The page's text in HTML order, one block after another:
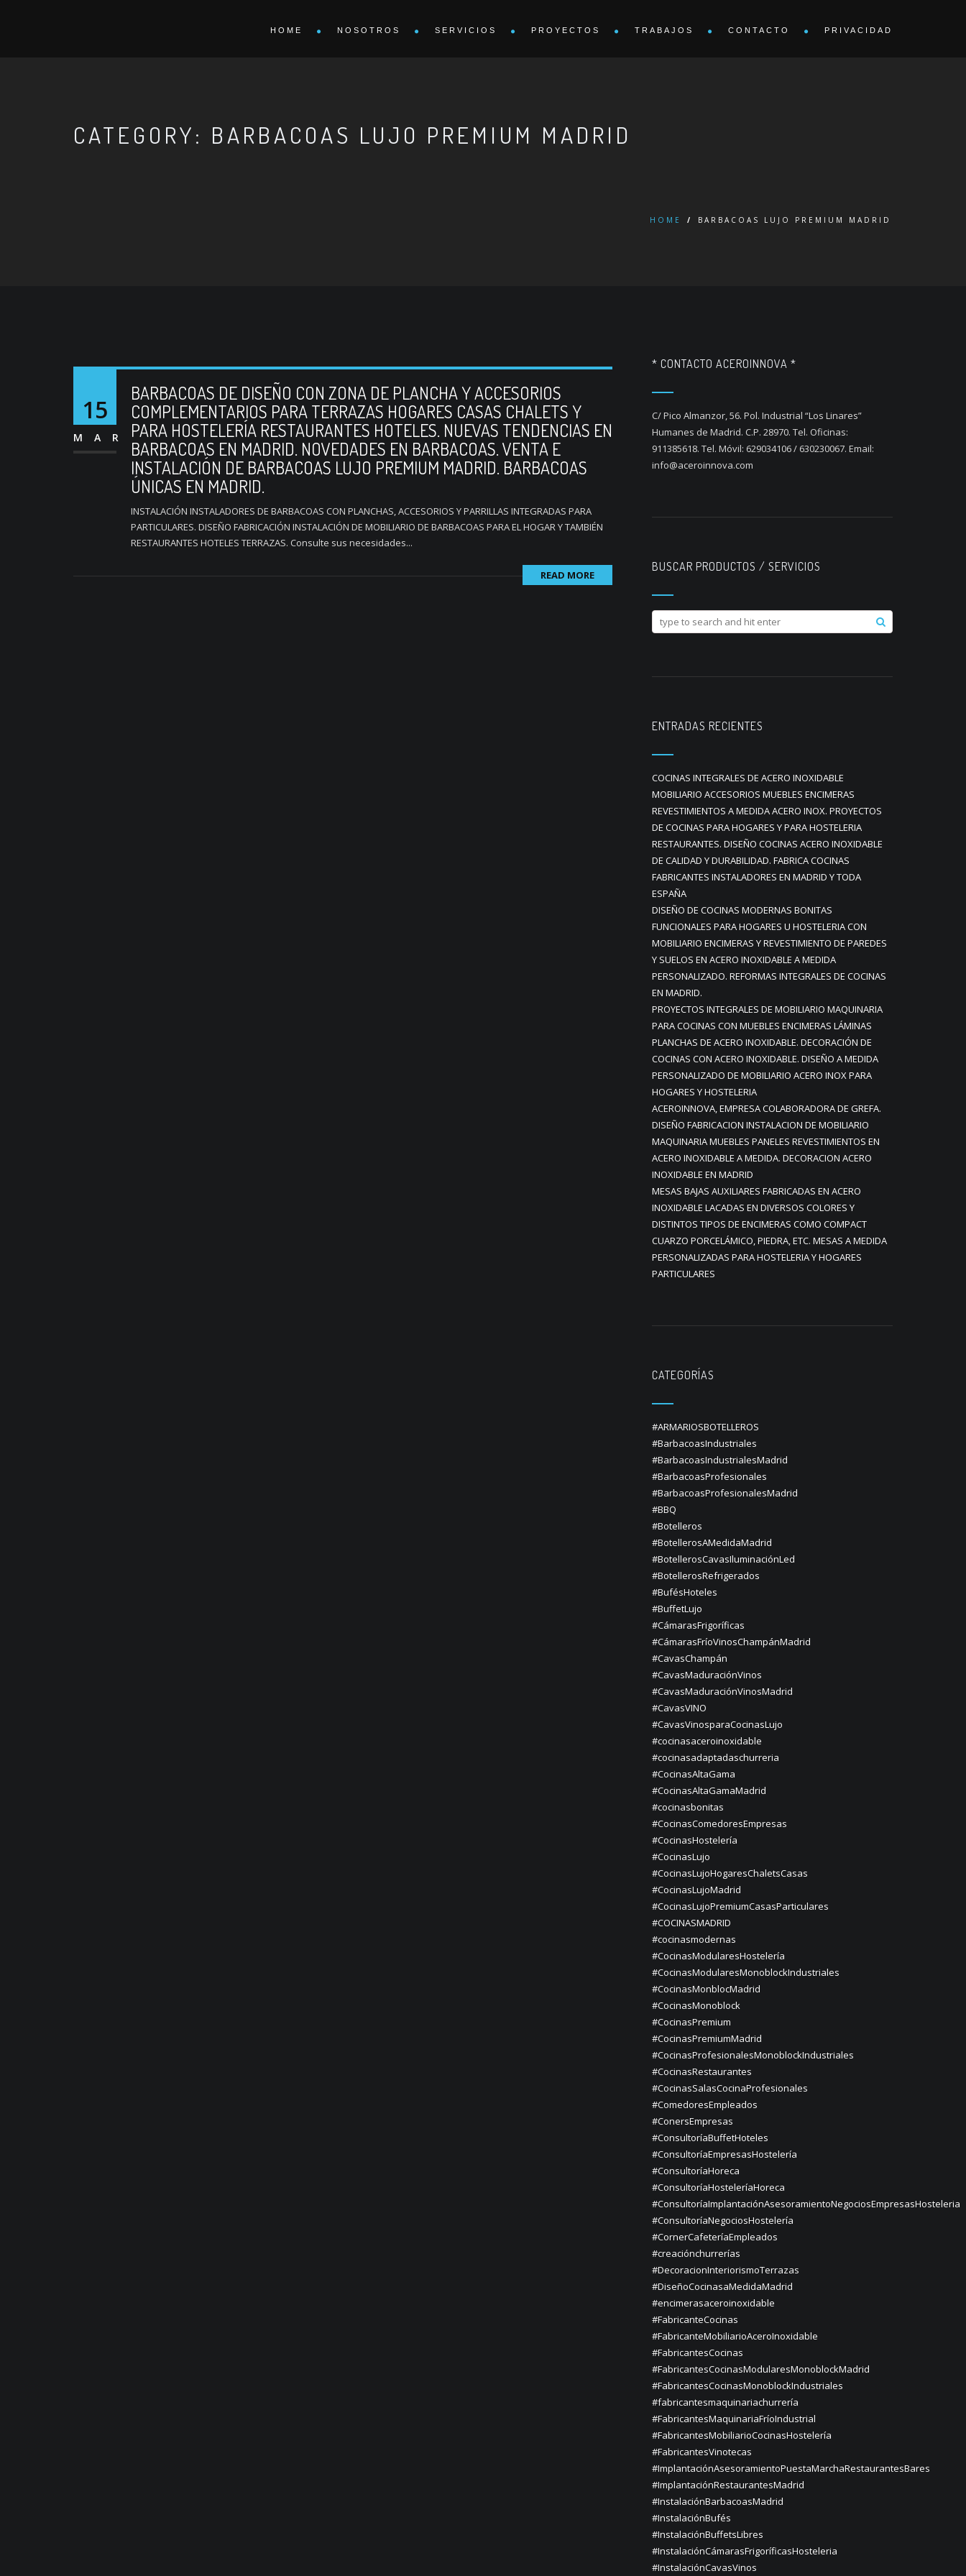
HOME NOSOTROS SERVICIOS PROYECTOS TRABAJOS CONTACTO PRIVACIDAD
CATEGORY: BARBACOAS LUJO PREMIUM MADRID
HOME / BARBACOAS LUJO PREMIUM MADRID
15
MAR
BARBACOAS DE DISEÑO CON ZONA DE PLANCHA Y ACCESORIOS
COMPLEMENTARIOS PARA TERRAZAS HOGARES CASAS CHALETS Y
PARA HOSTELERÍA RESTAURANTES HOTELES. NUEVAS TENDENCIAS EN
BARBACOAS EN MADRID. NOVEDADES EN BARBACOAS. VENTA E
INSTALACIÓN DE BARBACOAS LUJO PREMIUM MADRID. BARBACOAS
ÚNICAS EN MADRID.
INSTALACIÓN INSTALADORES DE BARBACOAS CON PLANCHAS, ACCESORIOS Y PARRILLAS INTEGRADAS PARA
PARTICULARES. DISEÑO FABRICACIÓN INSTALACIÓN DE MOBILIARIO DE BARBACOAS PARA EL HOGAR Y TAMBIÉN
RESTAURANTES HOTELES TERRAZAS. Consulte sus necesidades...
READ MORE
* CONTACTO ACEROINNOVA *
C/ Pico Almanzor, 56. Pol. Industrial “Los Linares”
Humanes de Madrid. C.P. 28970. Tel. Oficinas:
911385618. Tel. Móvil: 629034106 / 630230067. Email:
info@aceroinnova.com
BUSCAR PRODUCTOS / SERVICIOS
ENTRADAS RECIENTES
COCINAS INTEGRALES DE ACERO INOXIDABLE
MOBILIARIO ACCESORIOS MUEBLES ENCIMERAS
REVESTIMIENTOS A MEDIDA ACERO INOX. PROYECTOS
DE COCINAS PARA HOGARES Y PARA HOSTELERIA
RESTAURANTES. DISEÑO COCINAS ACERO INOXIDABLE
DE CALIDAD Y DURABILIDAD. FABRICA COCINAS
FABRICANTES INSTALADORES EN MADRID Y TODA
ESPAÑA
DISEÑO DE COCINAS MODERNAS BONITAS
FUNCIONALES PARA HOGARES U HOSTELERIA CON
MOBILIARIO ENCIMERAS Y REVESTIMIENTO DE PAREDES
Y SUELOS EN ACERO INOXIDABLE A MEDIDA
PERSONALIZADO. REFORMAS INTEGRALES DE COCINAS
EN MADRID.
PROYECTOS INTEGRALES DE MOBILIARIO MAQUINARIA
PARA COCINAS CON MUEBLES ENCIMERAS LÁMINAS
PLANCHAS DE ACERO INOXIDABLE. DECORACIÓN DE
COCINAS CON ACERO INOXIDABLE. DISEÑO A MEDIDA
PERSONALIZADO DE MOBILIARIO ACERO INOX PARA
HOGARES Y HOSTELERIA
ACEROINNOVA, EMPRESA COLABORADORA DE GREFA.
DISEÑO FABRICACION INSTALACION DE MOBILIARIO
MAQUINARIA MUEBLES PANELES REVESTIMIENTOS EN
ACERO INOXIDABLE A MEDIDA. DECORACION ACERO
INOXIDABLE EN MADRID
MESAS BAJAS AUXILIARES FABRICADAS EN ACERO
INOXIDABLE LACADAS EN DIVERSOS COLORES Y
DISTINTOS TIPOS DE ENCIMERAS COMO COMPACT
CUARZO PORCELÁMICO, PIEDRA, ETC. MESAS A MEDIDA
PERSONALIZADAS PARA HOSTELERIA Y HOGARES
PARTICULARES
CATEGORÍAS
#ARMARIOSBOTELLEROS
#BarbacoasIndustriales
#BarbacoasIndustrialesMadrid
#BarbacoasProfesionales
#BarbacoasProfesionalesMadrid
#BBQ
#Botelleros
#BotellerosAMedidaMadrid
#BotellerosCavasIluminaciónLed
#BotellerosRefrigerados
#BufésHoteles
#BuffetLujo
#CámarasFrigoríficas
#CámarasFríoVinosChampánMadrid
#CavasChampán
#CavasMaduraciónVinos
#CavasMaduraciónVinosMadrid
#CavasVINO
#CavasVinosparaCocinasLujo
#cocinasaceroinoxidable
#cocinasadaptadaschurreria
#CocinasAltaGama
#CocinasAltaGamaMadrid
#cocinasbonitas
#CocinasComedoresEmpresas
#CocinasHostelería
#CocinasLujo
#CocinasLujoHogaresChaletsCasas
#CocinasLujoMadrid
#CocinasLujoPremiumCasasParticulares
#COCINASMADRID
#cocinasmodernas
#CocinasModularesHostelería
#CocinasModularesMonoblockIndustriales
#CocinasMonblocMadrid
#CocinasMonoblock
#CocinasPremium
#CocinasPremiumMadrid
#CocinasProfesionalesMonoblockIndustriales
#CocinasRestaurantes
#CocinasSalasCocinaProfesionales
#ComedoresEmpleados
#ConersEmpresas
#ConsultoríaBuffetHoteles
#ConsultoríaEmpresasHostelería
#ConsultoríaHoreca
#ConsultoríaHosteleríaHoreca
#ConsultoríaImplantaciónAsesoramientoNegociosEmpresasHosteleria
#ConsultoríaNegociosHostelería
#CornerCafeteríaEmpleados
#creaciónchurrerías
#DecoracionInteriorismoTerrazas
#DiseñoCocinasaMedidaMadrid
#encimerasaceroinoxidable
#FabricanteCocinas
#FabricanteMobiliarioAceroInoxidable
#FabricantesCocinas
#FabricantesCocinasModularesMonoblockMadrid
#FabricantesCocinasMonoblockIndustriales
#fabricantesmaquinariachurrería
#FabricantesMaquinariaFríoIndustrial
#FabricantesMobiliarioCocinasHostelería
#FabricantesVinotecas
#ImplantaciónAsesoramientoPuestaMarchaRestaurantesBares
#ImplantaciónRestaurantesMadrid
#InstalaciónBarbacoasMadrid
#InstalaciónBufés
#InstalaciónBuffetsLibres
#InstalaciónCámarasFrigoríficasHosteleria
#InstalaciónCavasVinos